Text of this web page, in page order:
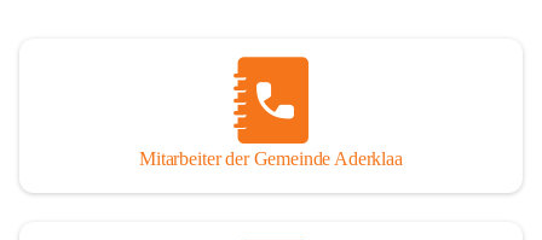
Mitarbeiter der Gemeinde Aderklaa